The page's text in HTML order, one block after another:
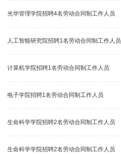
光华管理学院招聘4名劳动合同制工作人员
人工智能研究院招聘1名劳动合同制工作人员
计算机学院招聘1名劳动合同制工作人员
电子学院招聘1名劳动合同制工作人员
生命科学学院招聘2名劳动合同制工作人员
生命科学学院招聘2名劳动合同制工作人员